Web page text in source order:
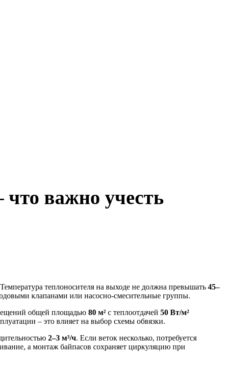
важно учесть
теплоносителя на выходе не должна превышать 45–
клапанами или насосно-смесительные группы.
общей площадью 80 м² с теплоотдачей 50 Вт/м²
– это влияет на выбор схемы обвязки.
2–3 м³/ч. Если веток несколько, потребуется
а монтаж байпасов сохраняет циркуляцию при